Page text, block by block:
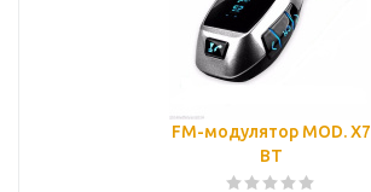
FM-модулятор MOD. X7
BT